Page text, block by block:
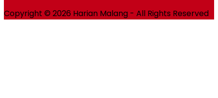
Copyright © 2026 Harian Malang - All Rights Reserved